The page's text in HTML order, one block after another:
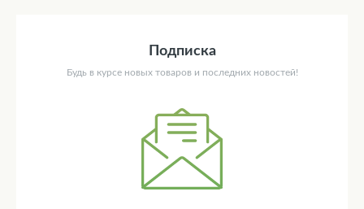
Подписка
Будь в курсе новых товаров и последних новостей!